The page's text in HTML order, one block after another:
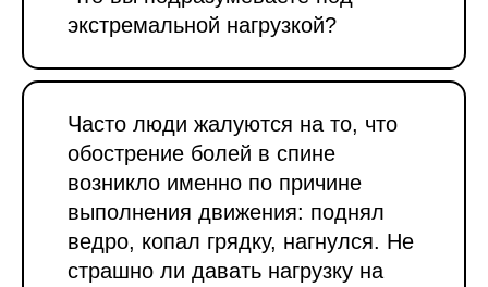
экстремальной нагрузкой?
Часто люди жалуются на то, что
обострение болей в спине
возникло именно по причине
выполнения движения: поднял
ведро, копал грядку, нагнулся. Не
страшно ли давать нагрузку на